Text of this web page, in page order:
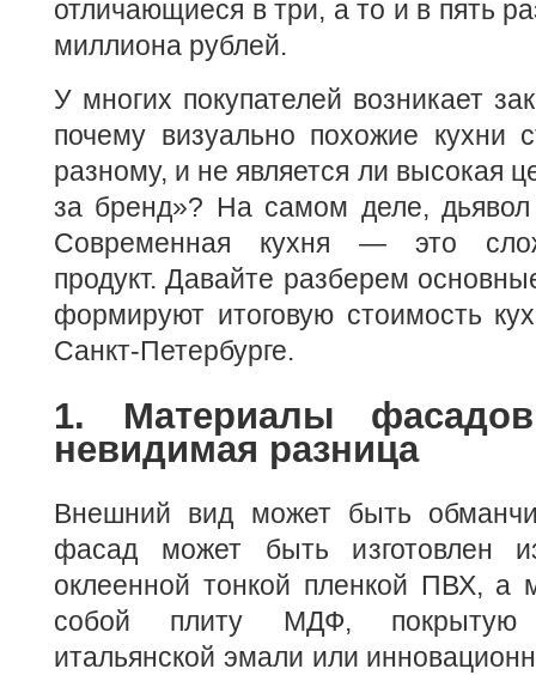
отличающиеся в три, а то и в пять
миллиона рублей.
У многих покупателей возникает
почему визуально похожие кухни
разному, и не является ли высокая
за бренд»? На самом деле, дьявол
Современная кухня — это
продукт. Давайте разберем
формируют итоговую стоимость
Санкт-Петербурге.
1. Материалы
невидимая разница
Внешний вид может быть
фасад может быть изготовлен
оклеенной тонкой пленкой ПВХ, а
собой плиту МДФ,
итальянской эмали или